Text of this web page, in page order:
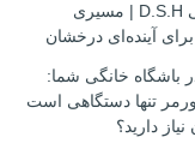
مهاجرتی D.S.H | مسیری
آینده‌ای درخشان
باشگاه خانگی شما:
تنها دستگاهی است
دارید؟